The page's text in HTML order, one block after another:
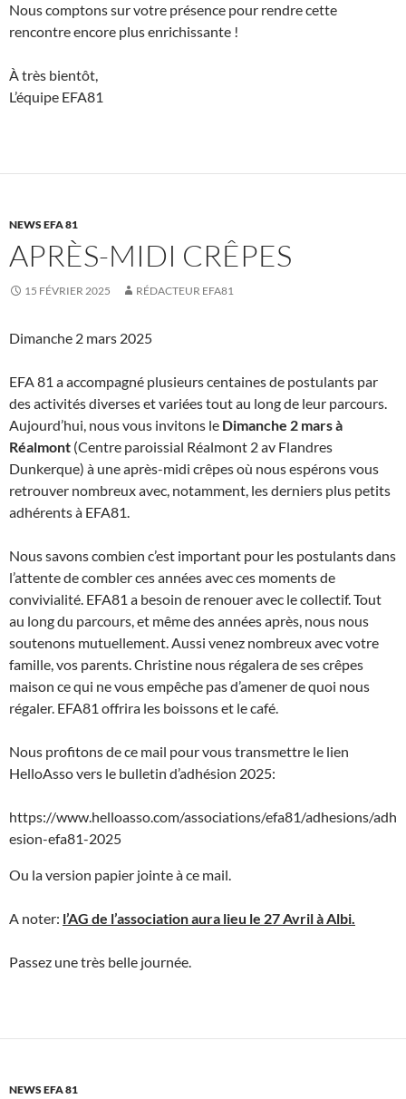
Nous comptons sur votre présence pour rendre cette
rencontre encore plus enrichissante !
À très bientôt,
L’équipe EFA81
NEWS EFA 81
APRÈS-MIDI CRÊPES
15 FÉVRIER 2025 RÉDACTEUR EFA81
Dimanche 2 mars 2025
EFA 81 a accompagné plusieurs centaines de postulants par
des activités diverses et variées tout au long de leur parcours.
Aujourd’hui, nous vous invitons le Dimanche 2 mars à
Réalmont (Centre paroissial Réalmont 2 av Flandres
Dunkerque) à une après-midi crêpes où nous espérons vous
retrouver nombreux avec, notamment, les derniers plus petits
adhérents à EFA81.
Nous savons combien c’est important pour les postulants dans
l’attente de combler ces années avec ces moments de
convivialité. EFA81 a besoin de renouer avec le collectif. Tout
au long du parcours, et même des années après, nous nous
soutenons mutuellement. Aussi venez nombreux avec votre
famille, vos parents. Christine nous régalera de ses crêpes
maison ce qui ne vous empêche pas d’amener de quoi nous
régaler. EFA81 offrira les boissons et le café.
Nous profitons de ce mail pour vous transmettre le lien
HelloAsso vers le bulletin d’adhésion 2025:
https://www.helloasso.com/associations/efa81/adhesions/adh
esion-efa81-2025
Ou la version papier jointe à ce mail.
A noter: l’AG de l’association aura lieu le 27 Avril à Albi.
Passez une très belle journée.
NEWS EFA 81